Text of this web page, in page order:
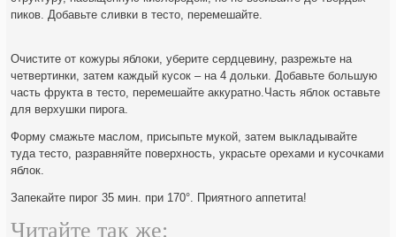
пиков. Добавьте сливки в тесто, перемешайте.
Очистите от кожуры яблоки, уберите сердцевину, разрежьте на
четвертинки, затем каждый кусок – на 4 дольки. Добавьте большую
часть фрукта в тесто, перемешайте аккуратно.Часть яблок оставьте
для верхушки пирога.
Форму смажьте маслом, присыпьте мукой, затем выкладывайте
туда тесто, разравняйте поверхность, украсьте орехами и кусочками
яблок.
Запекайте пирог 35 мин. при 170°. Приятного аппетита!
Читайте так же: